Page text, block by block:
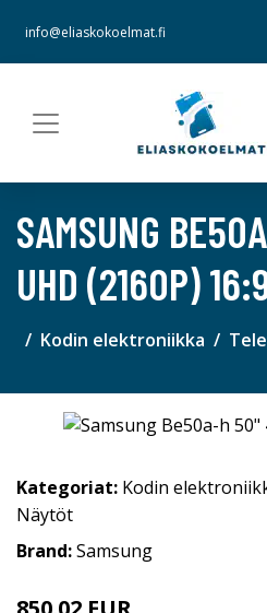
info@eliaskokoelmat.fi
SAMSUNG
UHD (2160P)
Kodin elektroniikka
Kategoriat: Kodin
Näytöt
Brand:Samsung